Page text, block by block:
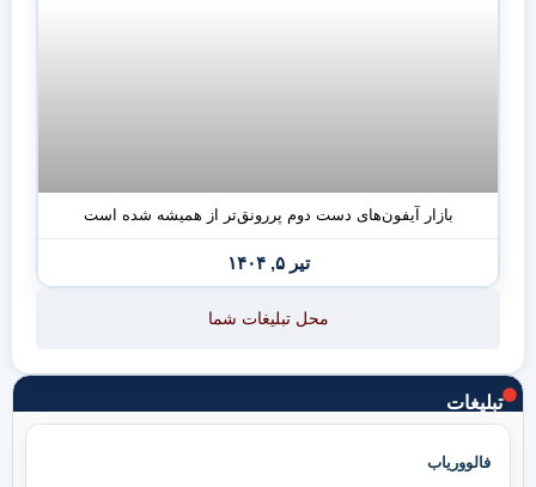
تبلیغات
فالووریاب
بازار آیفون‌های دست دوم پررونق‌تر از همیشه شده است
تیر ۵, ۱۴۰۴
محل تبلیغات شما